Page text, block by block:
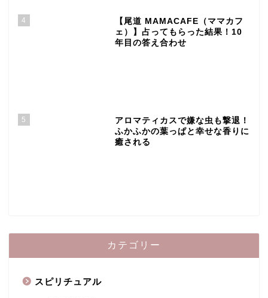
4
【尾道 MAMACAFE（ママカフ
ェ）】占ってもらった結果！10
年目の答え合わせ
5
アロマティカスで嫌な虫も撃退！
ふかふかの葉っぱと幸せな香りに
癒される
カテゴリー
スピリチュアル